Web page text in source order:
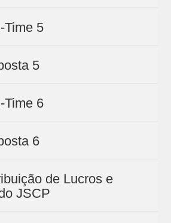
Time 5
5
Time 6
6
de Lucros e
JSCP